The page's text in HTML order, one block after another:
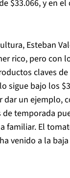
$33.066, y en
Esteban
rico, pero con
claves
sigue bajo los
dar un ejemplo,
temporada
familiar. El
venido a la